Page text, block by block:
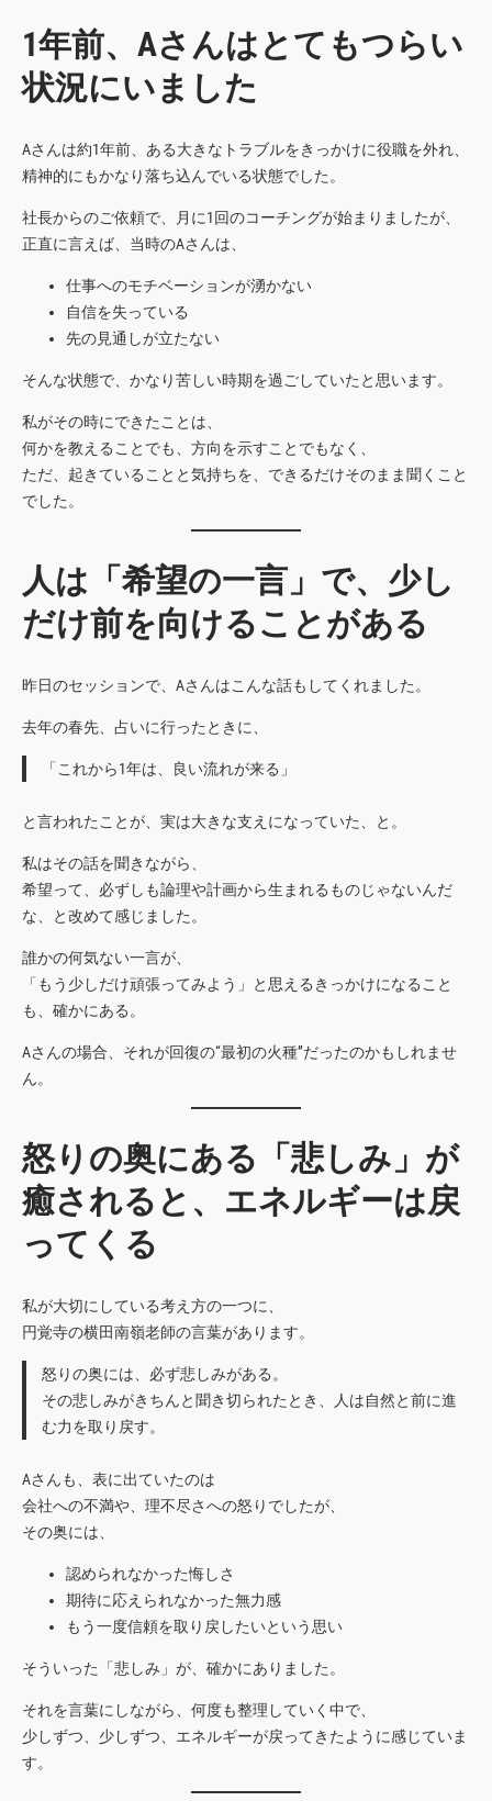
1年前、Aさんはとてもつらい
状況にいました
Aさんは約1年前、ある大きなトラブルをきっかけに役職を外れ、
精神的にもかなり落ち込んでいる状態でした。
社長からのご依頼で、月に1回のコーチングが始まりましたが、
正直に言えば、当時のAさんは、
仕事へのモチベーションが湧かない
自信を失っている
先の見通しが立たない
そんな状態で、かなり苦しい時期を過ごしていたと思います。
私がその時にできたことは、
何かを教えることでも、方向を示すことでもなく、
ただ、起きていることと気持ちを、できるだけそのまま聞くこと
でした。
人は「希望の一言」で、少し
だけ前を向けることがある
昨日のセッションで、Aさんはこんな話もしてくれました。
去年の春先、占いに行ったときに、
「これから1年は、良い流れが来る」
と言われたことが、実は大きな支えになっていた、と。
私はその話を聞きながら、
希望って、必ずしも論理や計画から生まれるものじゃないんだ
な、と改めて感じました。
誰かの何気ない一言が、
「もう少しだけ頑張ってみよう」と思えるきっかけになること
も、確かにある。
Aさんの場合、それが回復の“最初の火種”だったのかもしれませ
ん。
怒りの奥にある「悲しみ」が
癒されると、エネルギーは戻
ってくる
私が大切にしている考え方の一つに、
円覚寺の横田南嶺老師の言葉があります。
怒りの奥には、必ず悲しみがある。
その悲しみがきちんと聞き切られたとき、人は自然と前に進
む力を取り戻す。
Aさんも、表に出ていたのは
会社への不満や、理不尽さへの怒りでしたが、
その奥には、
認められなかった悔しさ
期待に応えられなかった無力感
もう一度信頼を取り戻したいという思い
そういった「悲しみ」が、確かにありました。
それを言葉にしながら、何度も整理していく中で、
少しずつ、少しずつ、エネルギーが戻ってきたように感じていま
す。